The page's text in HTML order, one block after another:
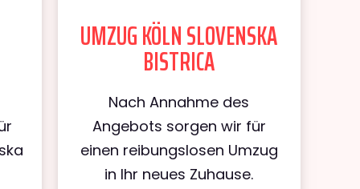
UMZUG KÖLN SLOVENSKA
BISTRICA
Nach Annahme des
Angebots sorgen wir für
einen reibungslosen Umzug
in Ihr neues Zuhause.